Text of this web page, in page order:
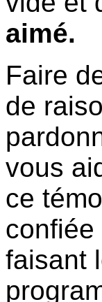
aimé.
Faire
de
vous
ce
faisant